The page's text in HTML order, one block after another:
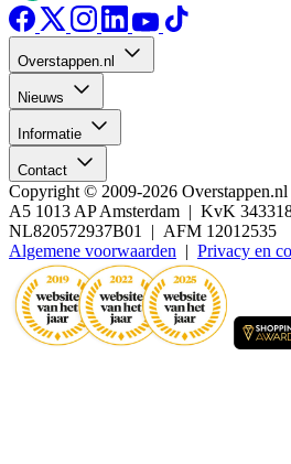
Overstappen.nl
Nieuws
Informatie
Contact
Copyright © 2009-2026
A5 1013 AP Amsterdam | KvK
NL820572937B01 | AFM 12012535
Algemene voorwaarden | Privacy en